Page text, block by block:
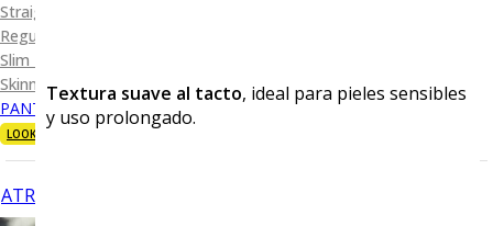
Straight Fit
Regular Fit
Slim Fit
Skinny Fit
PANTALÓN DE VESTIR
LOOKS
ATRÁS
Textura suave al tacto, ideal para pieles sensibles
y uso prolongado.